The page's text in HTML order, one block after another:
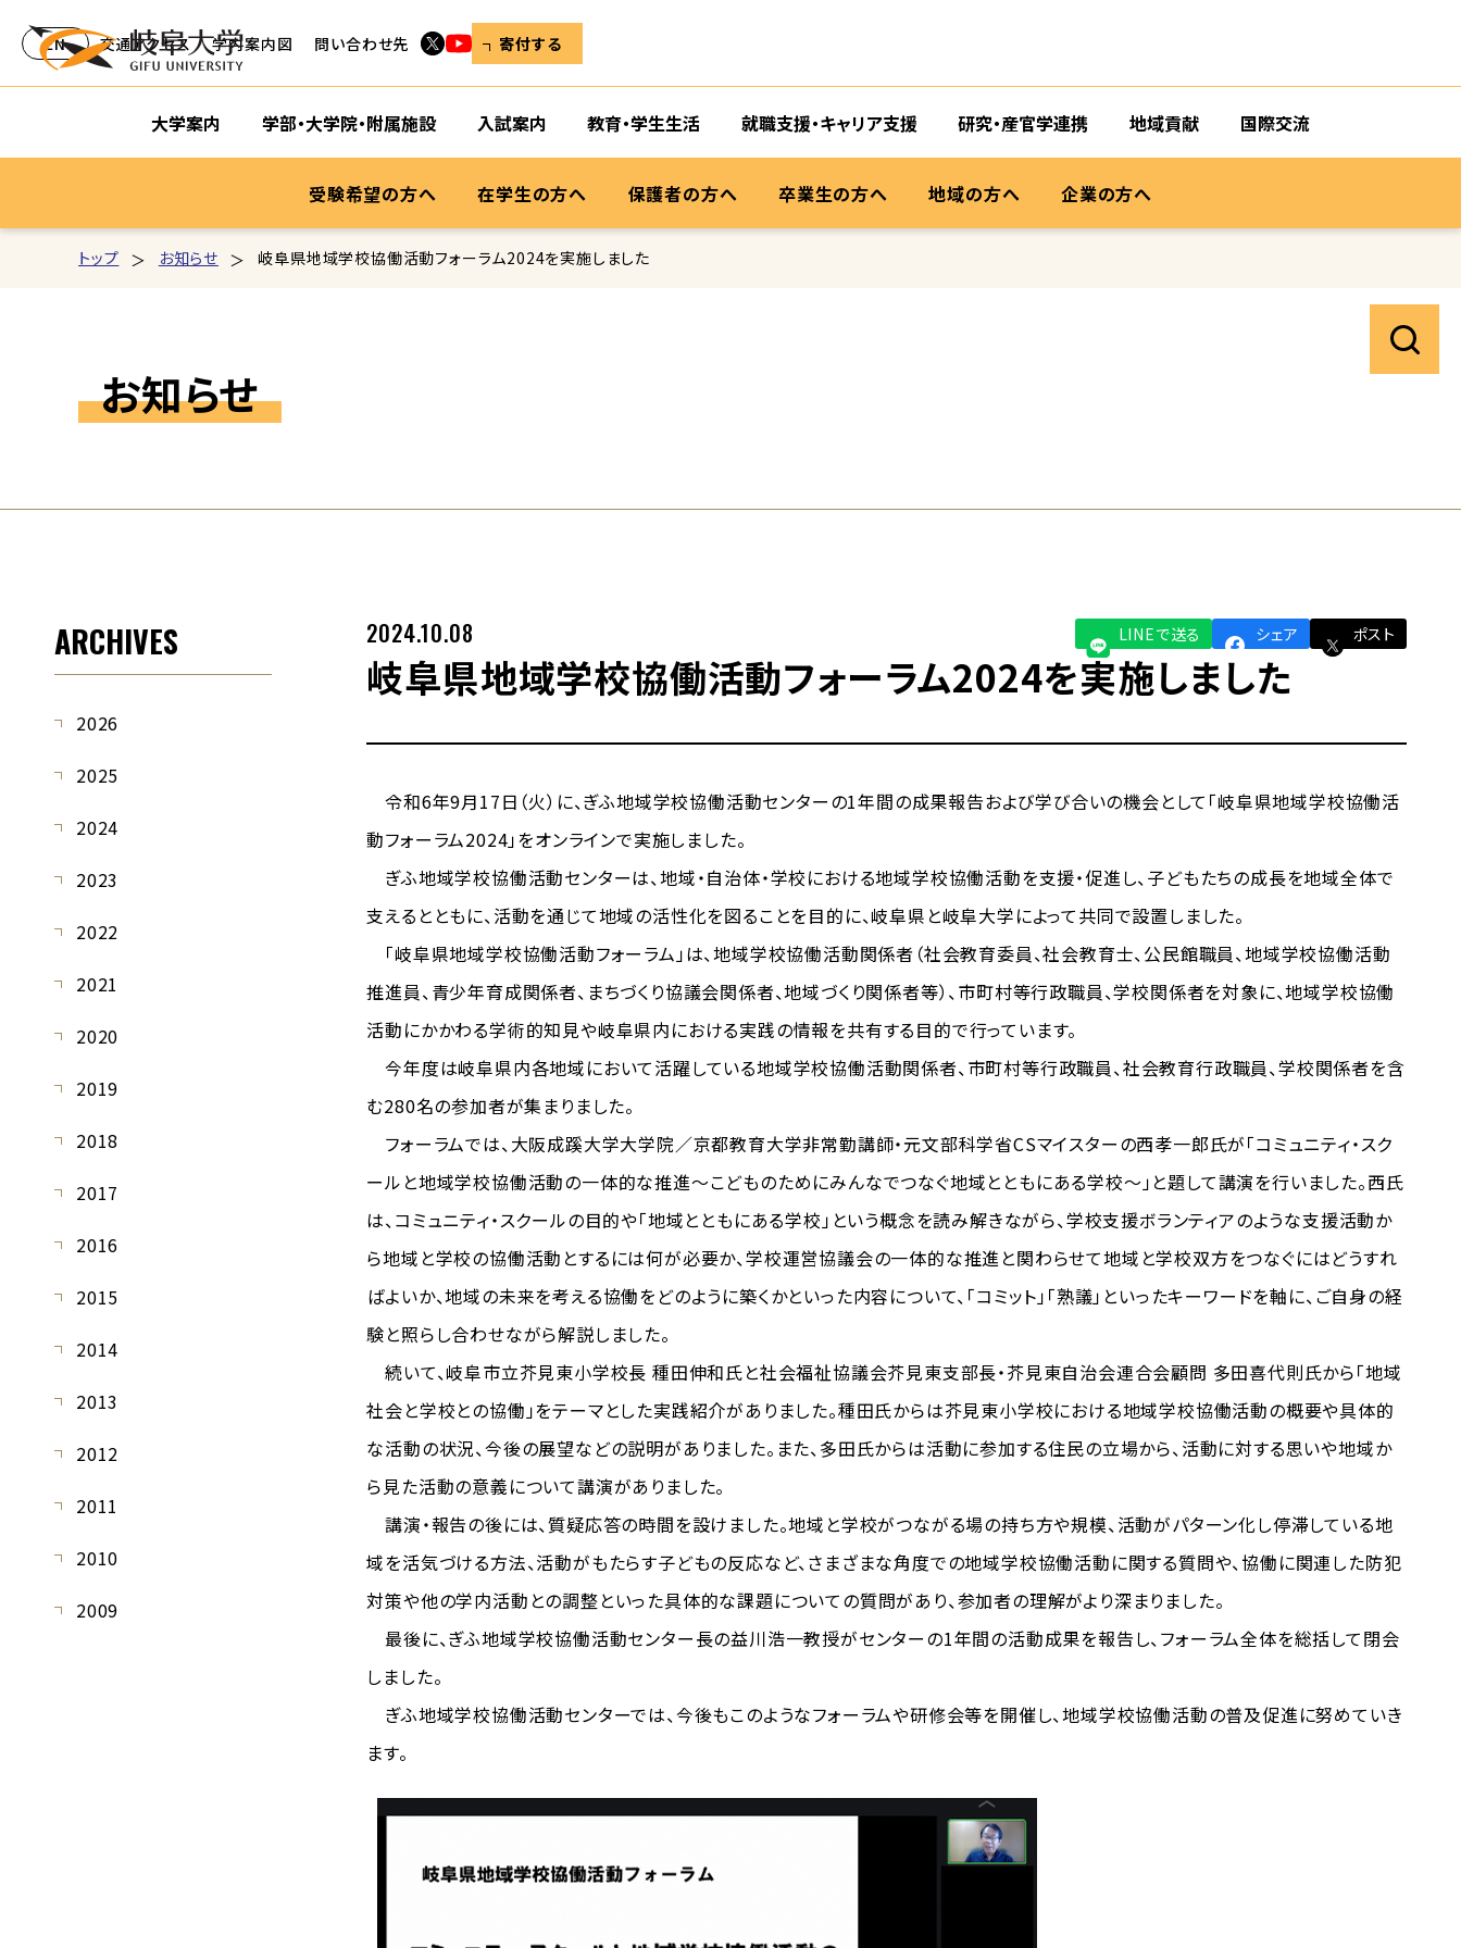
大学案内 学部・大学院・附属施設 入試案内 教育・学生生活 就職支援・キャリア支援 研究・産官学連携 地域貢献 国際交流
受験希望の方へ 在学生の方へ 保護者の方へ 卒業生の方へ 地域の方へ 企業の方へ
EN 交通アクセス 学内案内図 問い合わせ先 寄付する
トップ お知らせ 岐阜県地域学校協働活動フォーラム2024を実施しました
お知らせ
岐阜県地域学校協働活動フォーラム2024を実施しました
2024.10.08 LINEで送る シェア ポスト
令和6年9月17日（火）に、ぎふ地域学校協働活動センターの1年間の成果報告および学び合いの機会として「岐阜県地域学校協働活
動フォーラム2024」をオンラインで実施しました。
ぎふ地域学校協働活動センターは、地域・自治体・学校における地域学校協働活動を支援・促進し、子どもたちの成長を地域全体で
支えるとともに、活動を通じて地域の活性化を図ることを目的に、岐阜県と岐阜大学によって共同で設置しました。
「岐阜県地域学校協働活動フォーラム」は、地域学校協働活動関係者（社会教育委員、社会教育士、公民館職員、地域学校協働活動
推進員、青少年育成関係者、まちづくり協議会関係者、地域づくり関係者等）、市町村等行政職員、学校関係者を対象に、地域学校協働
活動にかかわる学術的知見や岐阜県内における実践の情報を共有する目的で行っています。
今年度は岐阜県内各地域において活躍している地域学校協働活動関係者、市町村等行政職員、社会教育行政職員、学校関係者を含
む280名の参加者が集まりました。
フォーラムでは、大阪成蹊大学大学院／京都教育大学非常勤講師・元文部科学省CSマイスターの西孝一郎氏が「コミュニティ・スク
ールと地域学校協働活動の一体的な推進～こどものためにみんなでつなぐ地域とともにある学校～」と題して講演を行いました。西氏
は、コミュニティ・スクールの目的や「地域とともにある学校」という概念を読み解きながら、学校支援ボランティアのような支援活動か
ら地域と学校の協働活動とするには何が必要か、学校運営協議会の一体的な推進と関わらせて地域と学校双方をつなぐにはどうすれ
ばよいか、地域の未来を考える協働をどのように築くかといった内容について、「コミット」「熟議」といったキーワードを軸に、ご自身の経
験と照らし合わせながら解説しました。
続いて、岐阜市立芥見東小学校長 種田伸和氏と社会福祉協議会芥見東支部長・芥見東自治会連合会顧問 多田喜代則氏から「地域
社会と学校との協働」をテーマとした実践紹介がありました。種田氏からは芥見東小学校における地域学校協働活動の概要や具体的
な活動の状況、今後の展望などの説明がありました。また、多田氏からは活動に参加する住民の立場から、活動に対する思いや地域か
ら見た活動の意義について講演がありました。
講演・報告の後には、質疑応答の時間を設けました。地域と学校がつながる場の持ち方や規模、活動がパターン化し停滞している地
域を活気づける方法、活動がもたらす子どもの反応など、さまざまな角度での地域学校協働活動に関する質問や、協働に関連した防犯
対策や他の学内活動との調整といった具体的な課題についての質問があり、参加者の理解がより深まりました。
最後に、ぎふ地域学校協働活動センター長の益川浩一教授がセンターの1年間の活動成果を報告し、フォーラム全体を総括して閉会
しました。
ぎふ地域学校協働活動センターでは、今後もこのようなフォーラムや研修会等を開催し、地域学校協働活動の普及促進に努めていき
ます。
ARCHIVES
2026
2025
2024
2023
2022
2021
2020
2019
2018
2017
2016
2015
2014
2013
2012
2011
2010
2009